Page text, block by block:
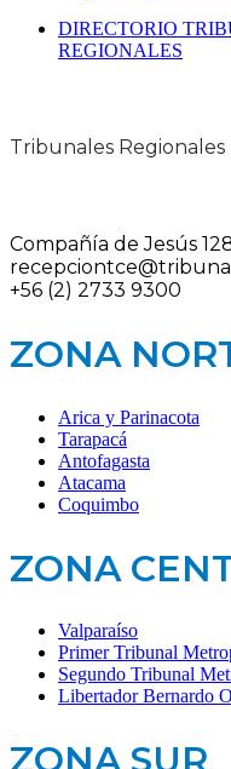
DIRECTORIO
REGIONALES
Tribunales Regionales
Compañía de Jesús
+56 (2) 2733 9300
ZONA
Arica y Parinacota
Tarapacá
Antofagasta
Atacama
Coquimbo
ZONA
Valparaíso
Primer Tribunal
Segundo Tribunal
Libertador Bernardo